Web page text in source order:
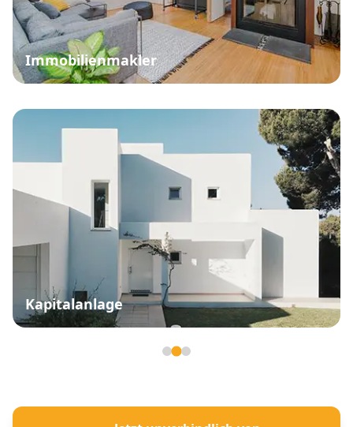
Immobilienmakler
Kapitalanlage